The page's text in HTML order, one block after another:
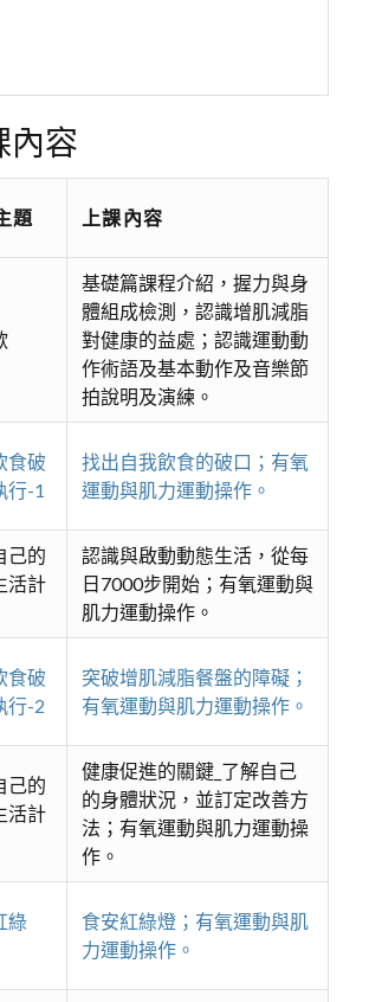
內容
題 上課內容
基礎篇課程介紹，握力與身
體組成檢測，認識增肌減脂
對健康的益處；認識運動動
作術語及基本動作及音樂節
拍說明及演練。
食破
行-1
找出自我飲食的破口；有氧
運動與肌力運動操作。
己的
活計
認識與啟動動態生活，從每
日7000步開始；有氧運動與
肌力運動操作。
食破
行-2
突破增肌減脂餐盤的障礙；
有氧運動與肌力運動操作。
己的
活計
健康促進的關鍵_了解自己
的身體狀況，並訂定改善方
法；有氧運動與肌力運動操
作。
綠
食安紅綠燈；有氧運動與肌
力運動操作。